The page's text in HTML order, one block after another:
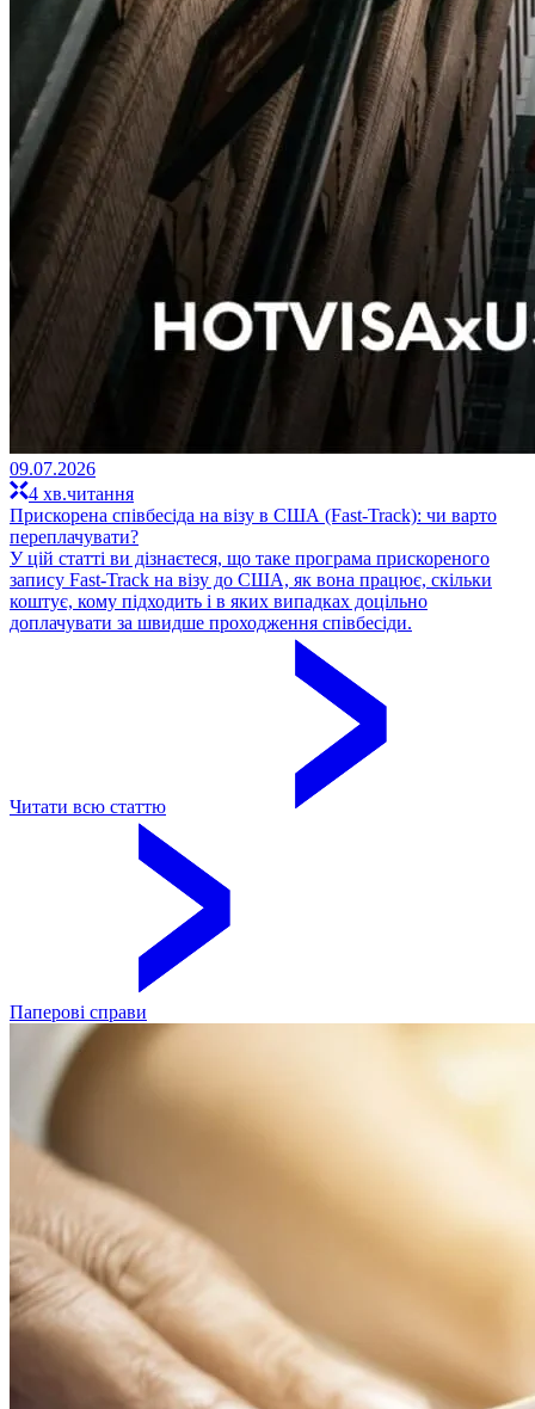
09.07.2026
4 хв.читання
Прискорена співбесіда на візу в США (Fast-Track): чи варто
переплачувати?
У цій статті ви дізнаєтеся, що таке програма прискореного
запису Fast-Track на візу до США, як вона працює, скільки
коштує, кому підходить і в яких випадках доцільно
доплачувати за швидше проходження співбесіди.
Читати всю статтю
Паперові справи